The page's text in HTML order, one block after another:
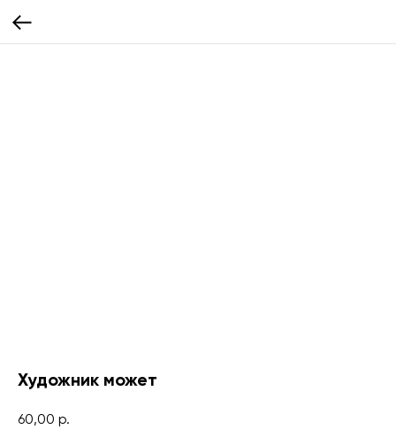
Художник может
60,00 р.